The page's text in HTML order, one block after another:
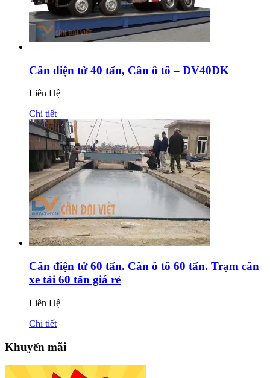
Cân điện tử 40 tấn, Cân ô tô – DV40DK
Liên Hệ
Chi tiết
Cân điện tử 60 tấn. Cân ô tô 60 tấn. Trạm cân
xe tải 60 tấn giá rẻ
Liên Hệ
Chi tiết
Khuyến mãi